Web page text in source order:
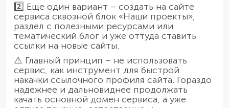
2️⃣ Еще один вариант – создать на сайте
сервиса сквозной блок «Наши проекты»,
раздел с полезными ресурсами или
тематический блог и уже оттуда ставить
ссылки на новые сайты.
⚠️ Главный принцип – не использовать
сервис, как инструмент для быстрой
накачки ссылочного профиля сайта. Гораздо
надежнее и дальновиднее продолжать
качать основной домен сервиса, а уже